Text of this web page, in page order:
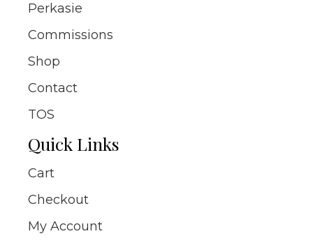
Perkasie
Commissions
Shop
Contact
TOS
Quick Links
Cart
Checkout
My Account